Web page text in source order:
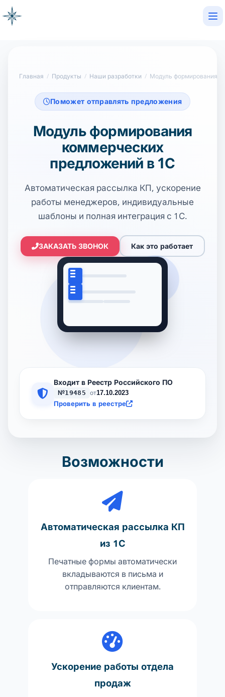
Главная / Продукты / Наши разработки /
Поможет отправлять предложения
Модуль формирования
коммерческих
предложений в 1С
Автоматическая рассылка КП, ускорение
работы менеджеров, индивидуальные
шаблоны и полная интеграция с 1С.
ЗАКАЗАТЬ ЗВОНОК Как это работает
Входит в Реестр Российского ПО
№19485 от17.10.2023
Проверить в реестре
Возможности
Автоматическая рассылка КП
из 1С
Печатные формы автоматически
вкладываются в письма и
отправляются клиентам.
Ускорение работы отдела
продаж